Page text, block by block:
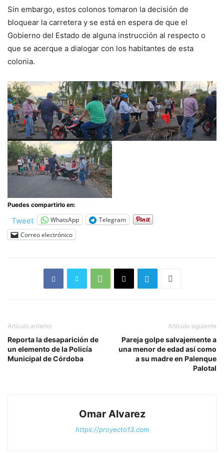
Sin embargo, estos colonos tomaron la decisión de
bloquear la carretera y se está en espera de que el
Gobierno del Estado de alguna instrucción al respecto o
que se acerque a dialogar con los habitantes de esta
colonia.
Puedes compartirlo en:
Tweet WhatsApp
Telegram
Correo electrónico
Artículo anterior
Reporta la desaparición de
un elemento de la Policía
Municipal de Córdoba
Artículo siguiente
Pareja golpe salvajemente a
una menor de edad así como
a su madre en Palenque
Palotal
Omar Alvarez
https://proyecto13.com